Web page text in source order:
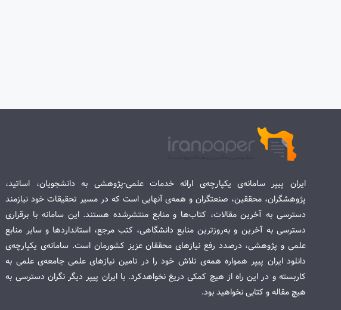
ایران پیپر سامانه‌ی یکپارچه‌ی ارائه خدمات علمی-پژوهشی به دانشجویان، اساتید،
پژوهشگران، محققین، صنعتگران و همه‌ی آنهایی است که در مسیر تحقیقات خود نیازمند
دسترسی به آخرین مقالات، کتاب‌ها و منابع منتشرشده هستند. این سامانه با برقراری
دسترسی به آخرین و به‌روزترین منابع دانشگاهی، کتب مرجع، استانداردها و سایر منابع
علمی و پژوهشی، درصدد رفع نیازهای محققان عزیز کشورمان است. سامانه‌ی یکپارچه‌ی
دانلود ایران پیپر همواره همه‌ی تلاش خود را در تامین نیازهای علمی جامعه‌ی علمی به
کاربسته و در این راه از هیچ کمکی دریغ نخواهدکرد. با ایران پیپر دیگر نگران دسترسی به
هیچ مقاله و کتابی نخواهید بود.